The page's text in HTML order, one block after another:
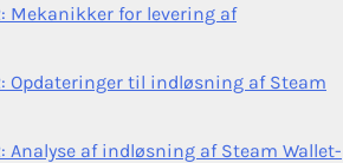
Mekanikker for levering af
Opdateringer til indløsning af Steam
Analyse af indløsning af Steam Wallet-